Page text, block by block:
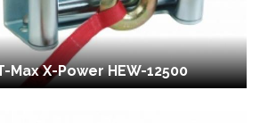
Max X-Power HEW-12500